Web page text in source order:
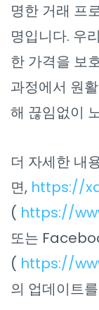
명한 거래 프
명입니다. 우
한 가격을 보
과정에서 원
해 끊임없이
더 자세한 내
면, https://
( https://
또는
( https://
의 업데이트